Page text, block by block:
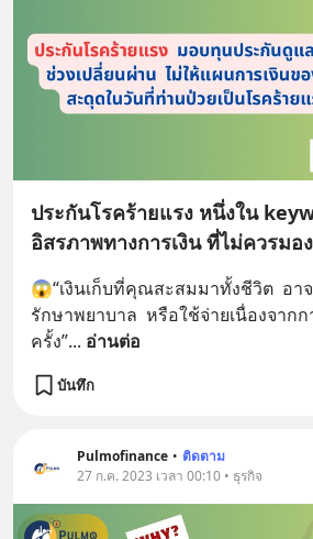
ประกันโรคร้ายแรง หนึ่งใน keyword ในการมี
อิสรภาพทางการเงิน ที่ไม่ค
😱“เงินเก็บที่คุณสะสมมาทั้งชีวิต  อา
รักษาพยาบาล  หรือใช้จ่ายเนื่องจากก
ครั้ง”... อ่านต่อ
บันทึก
Pulmofinance • ติดตาม
27 ก.ค. 2023 เวลา 00:10 • ธุรกิจ